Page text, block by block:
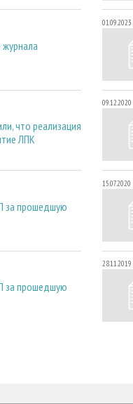
что реализация
ЛПК
за прошедшую
за прошедшую
01.09.2023
09.12.2020
15.07.2020
28.11.2019